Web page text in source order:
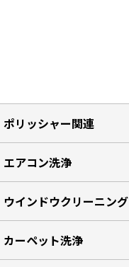
ポリッシャー関連
エアコン洗浄
ウインドウクリーニング
カーペット洗浄